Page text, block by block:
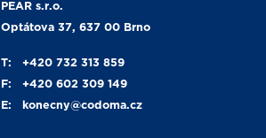
PEAR s.r.o.
Optátova 37, 637 00 Brno
T:
+420 732 313 859
F:
+420 602 309 149
E:
konecny@codoma.cz